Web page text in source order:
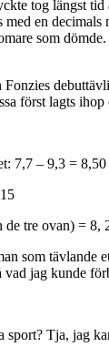
tog längst
med en
som
först lagts
7,7 – 9,3 = 8,50
de tre ovan) = 8,
som tävlande
jag kunde
sport? Tja, jag